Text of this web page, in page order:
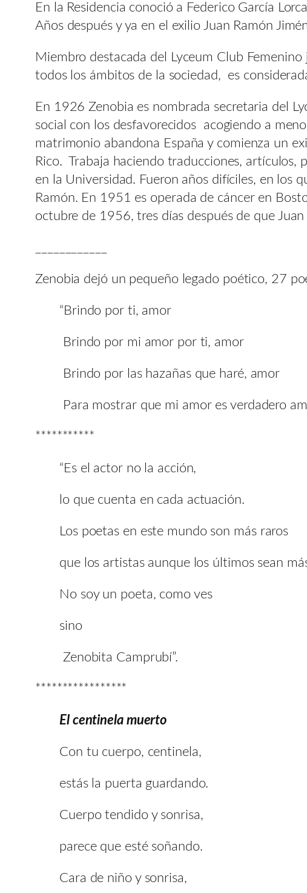
En la Residencia conoció a Federico García
Años después y ya en el exilio Juan Ramón
Miembro destacada del Lyceum Club
todos los ámbitos de la sociedad, es
En 1926 Zenobia es nombrada secretaria del
social con los desfavorecidos acogiendo a
matrimonio abandona España y comienza un
Rico. Trabaja haciendo traducciones,
en la Universidad. Fueron años difíciles, en los
Ramón. En 1951 es operada de cáncer en
octubre de 1956, tres días después de que
Zenobia dejó un pequeño legado poético, 27
“Brindo por ti, amor
Brindo por mi amor por ti, amor
Brindo por las hazañas que haré, amor
Para mostrar que mi amor es verdadero
***********
“Es el actor no la acción,
lo que cuenta en cada actuación.
Los poetas en este mundo son más raros
que los artistas aunque los últimos sean
No soy un poeta, como ves
sino
Zenobita Camprubí”.
*****************
El centinela muerto
Con tu cuerpo, centinela,
estás la puerta guardando.
Cuerpo tendido y sonrisa,
parece que esté soñando.
Cara de niño y sonrisa,